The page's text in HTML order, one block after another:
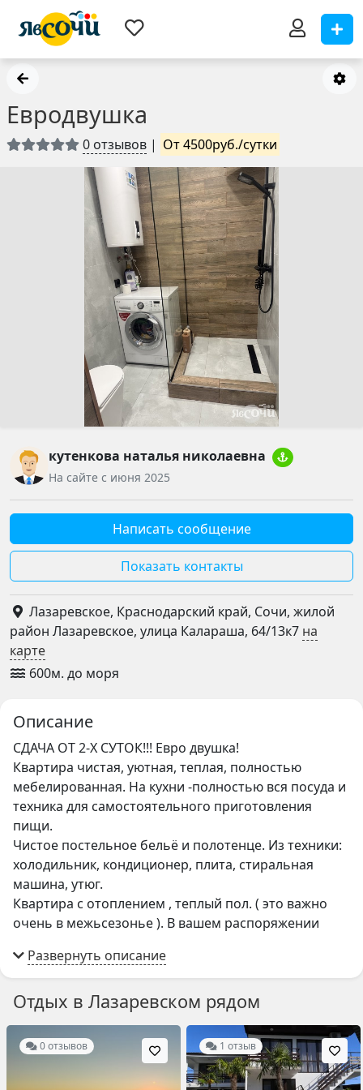
Евродвушка
0 отзывов | От 4500руб./сутки
кутенкова наталья николаевна
На сайте с июня 2025
Написать сообщение
Показать контакты
Лазаревское, Краснодарский край, Сочи, жилой
район Лазаревское, улица Калараша, 64/13к7 на
карте
600м. до моря
Описание
СДАЧА ОТ 2-Х СУТОК!!! Евро двушка!
Квартира чистая, уютная, теплая, полностью
мебелированная. На кухни -полностью вся посуда и
техника для самостоятельного приготовления
пищи.
Чистое постельное бельё и полотенце. Из техники:
холодильник, кондиционер, плита, стиральная
машина, утюг.
Квартира с отоплением , теплый пол. ( это важно
очень в межьсезонье ). В вашем распоряжении
охраняемая территория , футбольные ,
волейбольные , теннисные поля, семь детских
площадок . Рядом в 200м находится шикарная
местные жители предпочитают купаться , а дети
катаются на горной речке на кругах как на рафтинге
. Море в шаговой доступности
Отдых в Лазаревском рядом
0 отзывов 1 отзыв